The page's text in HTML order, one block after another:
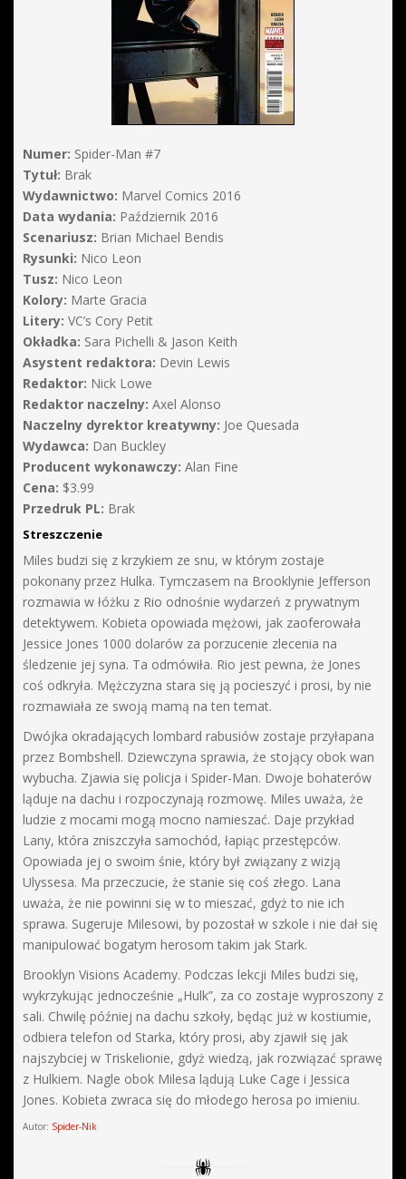
Numer: Spider-Man #7
Tytuł: Brak
Wydawnictwo: Marvel Comics 2016
Data wydania: Październik 2016
Scenariusz: Brian Michael Bendis
Rysunki: Nico Leon
Tusz: Nico Leon
Kolory: Marte Gracia
Litery: VC’s Cory Petit
Okładka: Sara Pichelli & Jason Keith
Asystent redaktora: Devin Lewis
Redaktor: Nick Lowe
Redaktor naczelny: Axel Alonso
Naczelny dyrektor kreatywny: Joe Quesada
Wydawca: Dan Buckley
Producent wykonawczy: Alan Fine
Cena: $3.99
Przedruk PL: Brak
Streszczenie
Miles budzi się z krzykiem ze snu, w którym zostaje
pokonany przez Hulka. Tymczasem na Brooklynie Jefferson
rozmawia w łóżku z Rio odnośnie wydarzeń z prywatnym
detektywem. Kobieta opowiada mężowi, jak zaoferowała
Jessice Jones 1000 dolarów za porzucenie zlecenia na
śledzenie jej syna. Ta odmówiła. Rio jest pewna, że Jones
coś odkryła. Mężczyzna stara się ją pocieszyć i prosi, by nie
rozmawiała ze swoją mamą na ten temat.
Dwójka okradających lombard rabusiów zostaje przyłapana
przez Bombshell. Dziewczyna sprawia, że stojący obok wan
wybucha. Zjawia się policja i Spider-Man. Dwoje bohaterów
ląduje na dachu i rozpoczynają rozmowę. Miles uważa, że
ludzie z mocami mogą mocno namieszać. Daje przykład
Lany, która zniszczyła samochód, łapiąc przestępców.
Opowiada jej o swoim śnie, który był związany z wizją
Ulyssesa. Ma przeczucie, że stanie się coś złego. Lana
uważa, że nie powinni się w to mieszać, gdyż to nie ich
sprawa. Sugeruje Milesowi, by pozostał w szkole i nie dał się
manipulować bogatym herosom takim jak Stark.
Brooklyn Visions Academy. Podczas lekcji Miles budzi się,
wykrzykując jednocześnie „Hulk”, za co zostaje wyproszony z
sali. Chwilę później na dachu szkoły, będąc już w kostiumie,
odbiera telefon od Starka, który prosi, aby zjawił się jak
najszybciej w Triskelionie, gdyż wiedzą, jak rozwiązać sprawę
z Hulkiem. Nagle obok Milesa lądują Luke Cage i Jessica
Jones. Kobieta zwraca się do młodego herosa po imieniu.
Autor: Spider-Nik